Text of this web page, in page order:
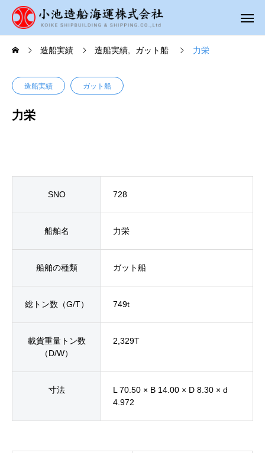
造船実績 造船実績 ガット船 力栄
造船実績 ガット船
力栄
SNO 728
船舶名 力栄
船舶の種類 ガット船
総トン数（G/T） 749t
載貨重量トン数
（D/W）
2,329T
寸法
L 70.50 × B 14.00 × D 8.30 × d
4.972